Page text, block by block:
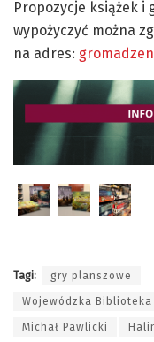
Propozycje książek i
wypożyczyć można
na adres:
Tagi: gry planszowe
Wojewódzka
Michał Pawlicki